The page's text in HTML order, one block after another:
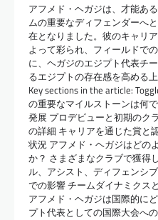
アフメド・ヘガジは、才能あ
ムの重要なディフェンダーへ
在となりました。彼のキャリ
よって彩られ、フィールドで
に、ヘガジのエジプト代表チ
るエジプトの存在感を高める
Key sections in the article:
の重要なマイルストーンは何
発展 プロデビューと初期のク
の詳細 キャリアを通じた賞と
状況 アフメド・ヘガジはどの
か？ さまざまなクラブで獲得
ル、アシスト、ディフェンシ
での影響 チームダイナミクス
アフメド・ヘガジは国際的に
プト代表としての国際大会へ